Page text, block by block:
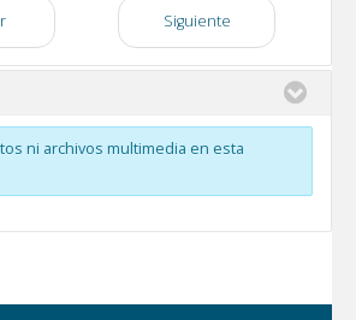
Siguiente
ni archivos multimedia en esta